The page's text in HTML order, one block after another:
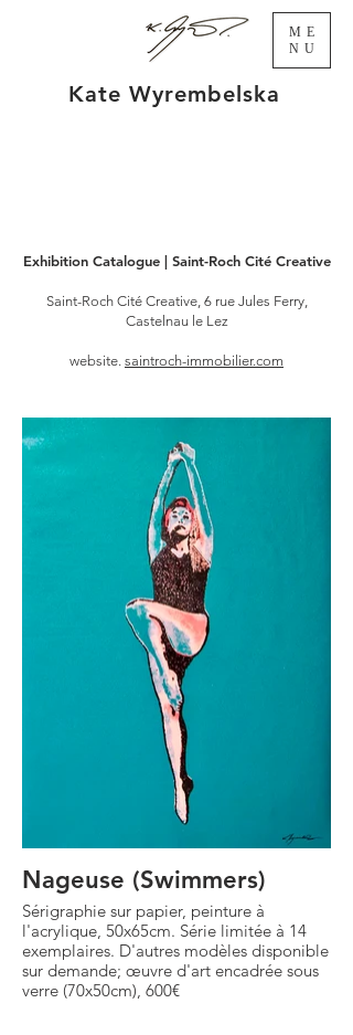
ME
NU
Kate Wyrembelska
Exhibition Catalogue | Saint-Roch Cité Creative
Saint-Roch Cité Creative, 6 rue Jules Ferry,
Castelnau le Lez
website. saintroch-immobilier.com
Nageuse (Swimmers)
Sérigraphie sur papier, peinture à
l'acrylique, 50x65cm. Série limitée à 14
exemplaires. D'autres modèles disponible
sur demande; œuvre d'art encadrée sous
verre (70x50cm), 600€